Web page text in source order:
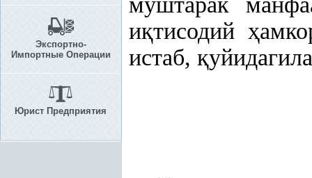
Экспортно-
Импортные Операции
Юрист Предприятия
иқтисодий ҳ
истаб, қ